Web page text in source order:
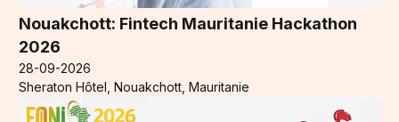
Nouakchott: Fintech Mauritanie Hackathon
2026
28-09-2026
Sheraton Hôtel, Nouakchott, Mauritanie